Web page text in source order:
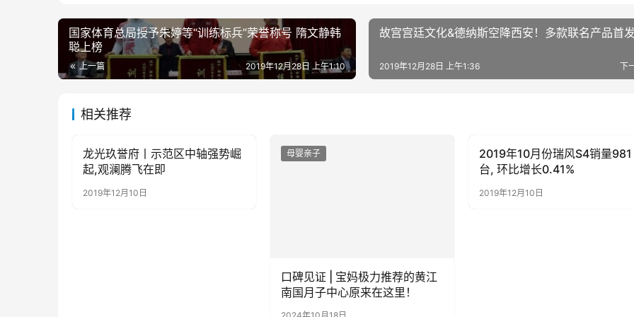
国家体育总局授予朱婷等“训练标兵”荣誉称号 隋文静韩
聪上榜
上一篇 2019年12月28日 上午1:10
故宫宫廷文化&德纳斯空降西安！多款联名产品首发
下
2019年12月28日 上午1:36
相关推荐
母婴亲子
龙光玖誉府丨示范区中轴强势崛
起,观澜腾飞在即
2019年12月10日
母婴亲子
口碑见证 | 宝妈极力推荐的黄江
南国月子中心原来在这里！
母婴亲子
2019年10月份瑞风S4销量981
台, 环比增长0.41%
2019年12月10日